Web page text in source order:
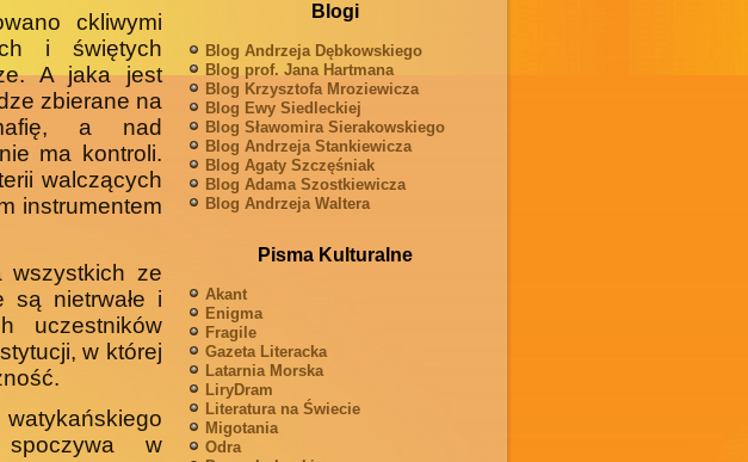
ckliwymi
i świętych
A jaka jest
zbierane na
a nad
ma kontroli.
walczących
instrumentem
wszystkich ze
są nietrwałe i
uczestników
w której
w
Blogi
Blog Andrzeja Dębkowskiego
Blog prof. Jana Hartmana
Blog Krzysztofa Mroziewicza
Blog Ewy Siedleckiej
Blog Sławomira Sierakowskiego
Blog Andrzeja Stankiewicza
Blog Agaty Szczęśniak
Blog Adama Szostkiewicza
Blog Andrzeja Waltera
Pisma Kulturalne
Akant
Enigma
Fragile
Gazeta Literacka
Latarnia Morska
LiryDram
Literatura na Świecie
Migotania
Odra